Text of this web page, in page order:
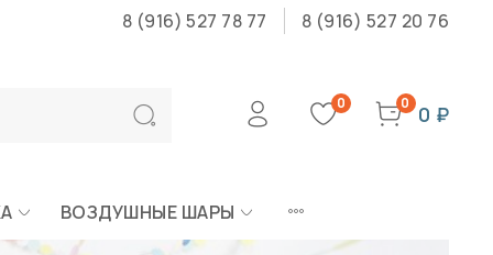
8 (916) 527 78 77 8 (916) 527 20 76
0 0 0 ₽
ВОЗДУШНЫЕ ШАРЫ